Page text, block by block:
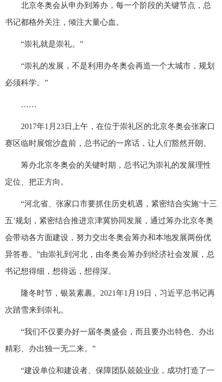
北京冬奥会从申办到筹办，每一个阶段的关键节点，总
书记都格外关注，倾注大量心血。
“崇礼就是崇礼。”
“崇礼的发展，不是利用办冬奥会再造一个大城市，规划
必须科学。”
……
2017年1月23日上午，在位于崇礼区的北京冬奥会张家口
赛区临时展馆沙盘前，总书记的一席话，让人们豁然开朗。
筹办北京冬奥会的关键时期，总书记为崇礼的发展理性
定位、把正方向。
“河北省、张家口市要抓住历史机遇，紧密结合实施‘十三
五’规划，紧密结合推进京津冀协同发展，通过筹办北京冬奥
会带动各方面建设，努力交出冬奥会筹办和本地发展两份优
异答卷。”由崇礼到河北，由冬奥会筹办到经济社会发展，总
书记想得细，想得远，想得深。
隆冬时节，银装素裹。2021年1月19日，习近平总书记再
次踏雪来到崇礼。
“我们不仅要办好一届冬奥盛会，而且要办出特色、办出
精彩、办出独一无二来。”
“建设单位和建设者、保障团队兢兢业业，成功打造了一